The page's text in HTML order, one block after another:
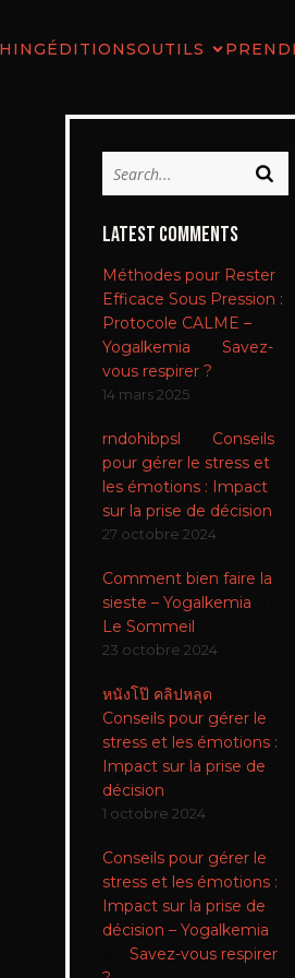
ÉDITIONSOUTILS
Latest Comments
Méthodes pour Rester
Efficace Sous Pression :
Protocole CALME –
Yogalkemia
Savez-
vous respirer ?
14 mars 2025
rndohibpsl
Conseils
pour gérer le stress et
les émotions : Impact
sur la prise de décision
27 octobre 2024
Comment bien faire la
sieste – Yogalkemia
Le Sommeil
23 octobre 2024
หนังโป๊ คลิปหลุด
Conseils pour gérer le
stress et les émotions :
Impact sur la prise de
décision
1 octobre 2024
Conseils pour gérer le
stress et les émotions :
Impact sur la prise de
décision – Yogalkemia
Savez-vous respirer